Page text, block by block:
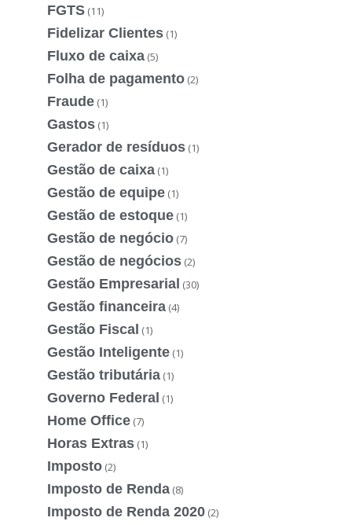
FGTS (11)
Fidelizar Clientes (1)
Fluxo de caixa (5)
Folha de pagamento (2)
Fraude (1)
Gastos (1)
Gerador de resíduos (1)
Gestão de caixa (1)
Gestão de equipe (1)
Gestão de estoque (1)
Gestão de negócio (7)
Gestão de negócios (2)
Gestão Empresarial (30)
Gestão financeira (4)
Gestão Fiscal (1)
Gestão Inteligente (1)
Gestão tributária (1)
Governo Federal (1)
Home Office (7)
Horas Extras (1)
Imposto (2)
Imposto de Renda (8)
Imposto de Renda 2020 (2)